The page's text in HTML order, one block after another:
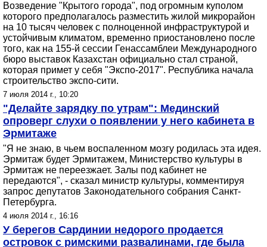
Возведение "Крытого города", под огромным куполом
которого предполагалось разместить жилой микрорайон
на 10 тысяч человек с полноценной инфраструктурой и
устойчивым климатом, временно приостановлено после
того, как на 155-й сессии Генассамблеи Международного
бюро выставок Казахстан официально стал страной,
которая примет у себя "Экспо-2017". Республика начала
строительство экспо-сити.
7 июля 2014 г., 10:20
"Делайте зарядку по утрам": Мединский
опроверг слухи о появлении у него кабинета в
Эрмитаже
"Я не знаю, в чьем воспаленном мозгу родилась эта идея.
Эрмитаж будет Эрмитажем, Министерство культуры в
Эрмитаж не переезжает. Залы под кабинет не
передаются", - сказал министр культуры, комментируя
запрос депутатов Законодательного собрания Санкт-
Петербурга.
4 июля 2014 г., 16:16
У берегов Сардинии недорого продается
островок с римскими развалинами, где была